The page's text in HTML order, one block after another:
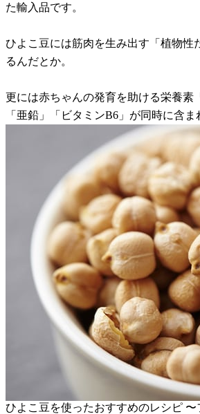
た輸入品です。
ひよこ豆には筋肉を生み出す「植物性
るんだとか。
更には赤ちゃんの発育を助ける栄養素
「亜鉛」「ビタミンB6」が同時に含
ひよこ豆を使ったおすすめのレシピ 〜